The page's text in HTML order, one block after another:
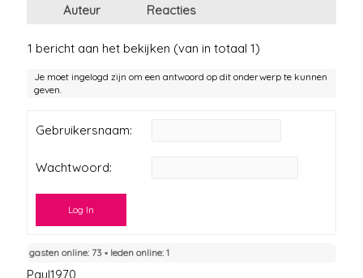
Auteur Reacties
1 bericht aan het bekijken (van in totaal 1)
Je moet ingelogd zijn om een antwoord op dit onderwerp te kunnen
geven.
Gebruikersnaam:
Wachtwoord:
Log In
gasten online: 73 ▪︎ leden online: 1
Paul1970